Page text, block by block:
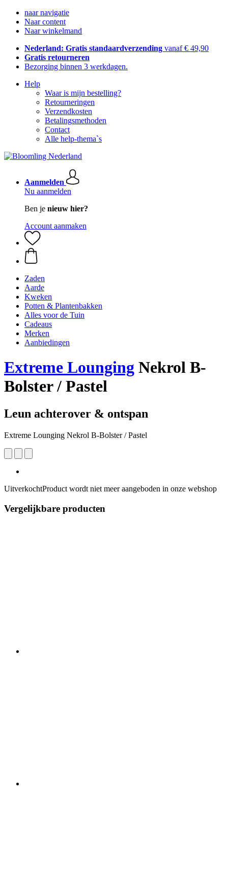
naar navigatie
Naar content
Naar winkelmand
Nederland: Gratis standaardverzending vanaf € 49,90
Gratis retourneren
Bezorging binnen 3 werkdagen.
Help
Waar is mijn bestelling?
Retourneringen
Verzendkosten
Betalingsmethoden
Contact
Alle help-thema`s
Aanmelden
Nu aanmelden
Ben je nieuw hier?
Account aanmaken
Zaden
Aarde
Kweken
Potten & Plantenbakken
Alles voor de Tuin
Cadeaus
Merken
Aanbiedingen
Extreme Lounging Nekrol B-
Bolster / Pastel
Leun achterover & ontspan
Extreme Lounging Nekrol B-Bolster / Pastel
UitverkochtProduct wordt niet meer aangeboden in onze webshop
Vergelijkbare producten